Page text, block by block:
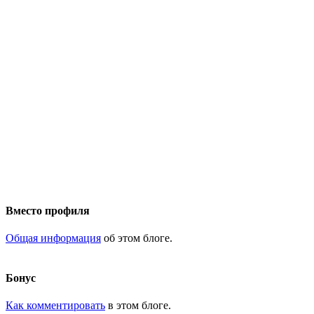
Вместо профиля
Общая информация об этом блоге.
Бонус
Как комментировать в этом блоге.